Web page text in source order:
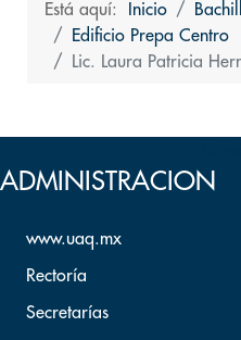
Está aquí: Inicio
Edificio Prepa Centro
Lic. Laura Patricia
ADMINISTRACION
www.uaq.mx
Rectoría
Secretarías